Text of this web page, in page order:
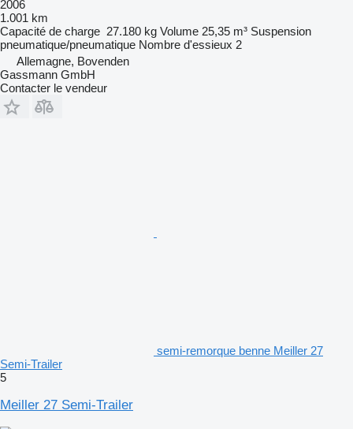
2006
1.001 km
Capacité de charge 27.180 kg Volume 25,35 m³ Suspension
pneumatique/pneumatique Nombre d'essieux 2
Allemagne, Bovenden
Gassmann GmbH
Contacter le vendeur
semi-remorque benne Meiller 27
Semi-Trailer
5
Meiller 27 Semi-Trailer